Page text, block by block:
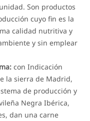
Son productos
cuyo fin es la
calidad nutritiva y
y sin emplear
con Indicación
la sierra de Madrid,
de producción y
Negra Ibérica,
dan una carne